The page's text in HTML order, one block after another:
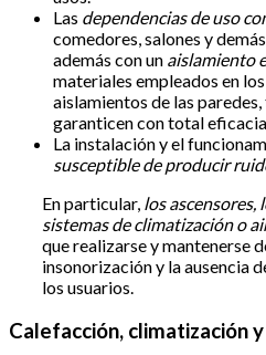
Las dependencias de uso
comedores, salones y
además con un aislamiento
materiales empleados en
aislamientos de las
garanticen con total
La instalación y el
susceptible de producir
En particular, los ascensores,
sistemas de climatización o
que realizarse y mantenerse
insonorización y la ausencia
los usuarios.
Calefacción, climatización